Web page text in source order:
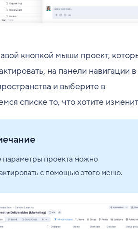
кнопкой мыши проект,
на панели навигации в
и выберите в
списке то, что хотите
параметры проекта можно
с помощью этого меню.